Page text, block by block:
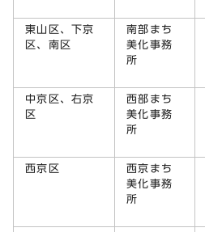
東山区、下京
区、南区
南部まち
美化事務
所
中京区、右京
区
西部まち
美化事務
所
西京区
西京まち
美化事務
所